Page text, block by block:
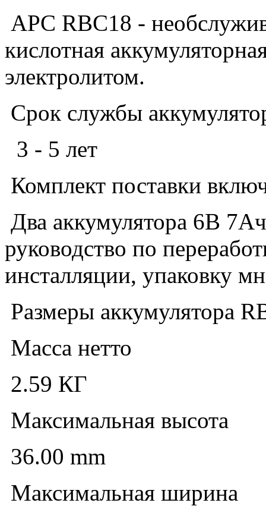
APC RBC18 -
кислотная
электролитом.
Срок службы
3 - 5 лет
Комплект поставки
Два аккумулятора 6В
руководство по
инсталляции, упаковку
Размеры аккумулятора
Масса нетто
2.59 КГ
Максимальная высота
36.00 mm
Максимальная ширина